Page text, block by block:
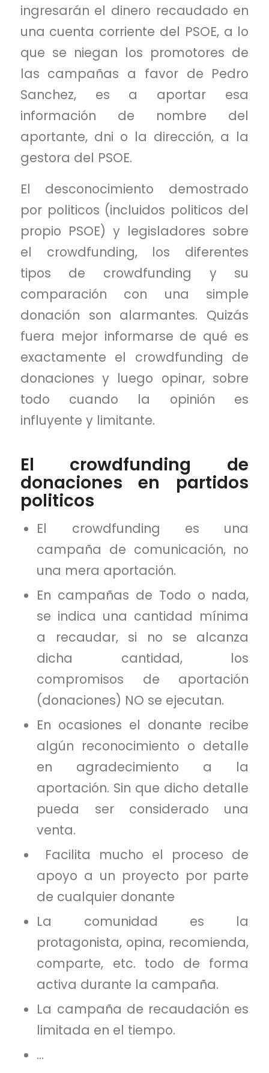
ingresarán el dinero recaudado en
una cuenta corriente del PSOE, a lo
que se niegan los promotores de
las campañas a favor de Pedro
Sanchez, es a aportar esa
información de nombre del
aportante, dni o la dirección, a la
gestora del PSOE.
El desconocimiento demostrado
por politicos (incluidos politicos del
propio PSOE) y legisladores sobre
el crowdfunding, los diferentes
tipos de crowdfunding y su
comparación con una simple
donación son alarmantes. Quizás
fuera mejor informarse de qué es
exactamente el crowdfunding de
donaciones y luego opinar, sobre
todo cuando la opinión es
influyente y limitante.
El crowdfunding de
donaciones en partidos
politicos
El crowdfunding es una
campaña de comunicación, no
una mera aportación.
En campañas de Todo o nada,
se indica una cantidad mínima
a recaudar, si no se alcanza
dicha cantidad, los
compromisos de aportación
(donaciones) NO se ejecutan.
En ocasiones el donante recibe
algún reconocimiento o detalle
en agradecimiento a la
aportación. Sin que dicho detalle
pueda ser considerado una
venta.
Facilita mucho el proceso de
apoyo a un proyecto por parte
de cualquier donante
La comunidad es la
protagonista, opina, recomienda,
comparte, etc. todo de forma
activa durante la campaña.
La campaña de recaudación es
limitada en el tiempo.
…